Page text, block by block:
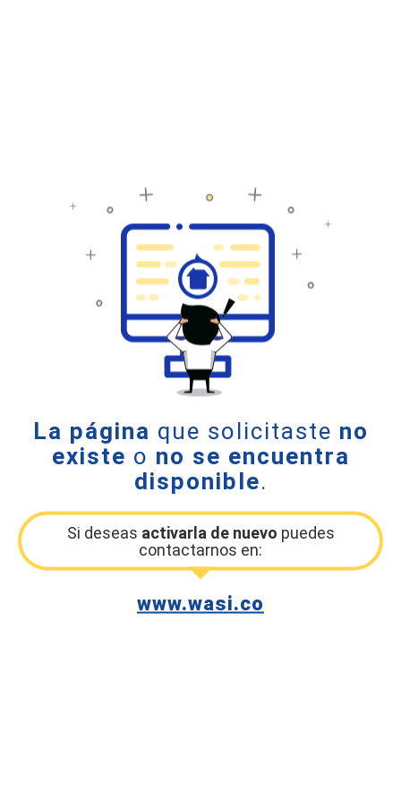
La página que solicitaste no
existe o no se encuentra
disponible.
Si deseas activarla de nuevo puedes
contactarnos en:
www.wasi.co